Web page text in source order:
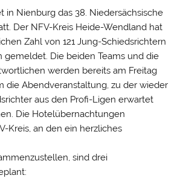
in Nienburg das 38. Niedersächsische
Der NFV-Kreis Heide-Wendland hat
Zahl von 121 Jung-Schiedsrichtern
gemeldet. Die beiden Teams und die
werden bereits am Freitag
die Abendveranstaltung, zu der wieder
aus den Profi-Ligen erwartet
Die Hotelübernachtungen
Kreis, an den ein herzliches
sind drei